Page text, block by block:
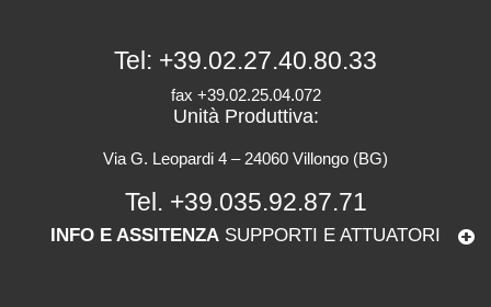
Tel: +39.02.27.40.80.33
fax +39.02.25.04.072
Unità Produttiva:
Via G. Leopardi 4 – 24060 Villongo (BG)
Tel. +39.035.92.87.71
INFO E ASSITENZA SUPPORTI E ATTUATORI